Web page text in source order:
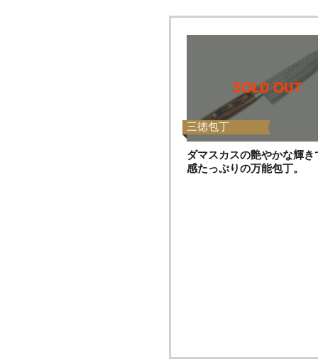
三徳包丁
ダマスカスの艶やかな輝き
感たっぷりの万能包丁。